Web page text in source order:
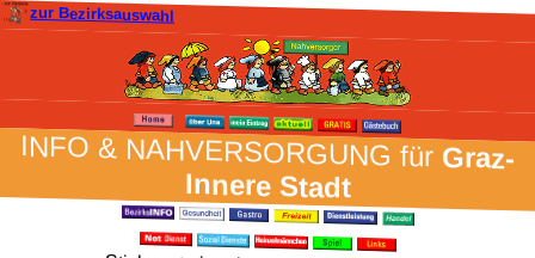
zur Bezirksauswahl
INFO & NAH­VER­SORG­UNG fürGraz-
Innere Stadt